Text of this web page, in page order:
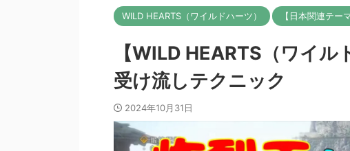
WILD HEARTS（ワイルドハーツ） 【日本関連テー
【WILD HEARTS（ワイ
受け流しテクニック
2024年10月31日